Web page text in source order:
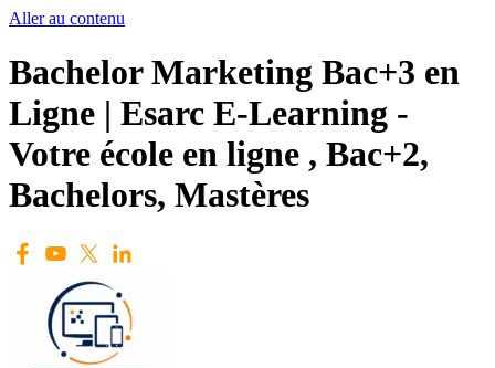
Aller au contenu
Bachelor Marketing Bac+3 en
Ligne | Esarc E-Learning -
Votre école en ligne , Bac+2,
Bachelors, Mastères